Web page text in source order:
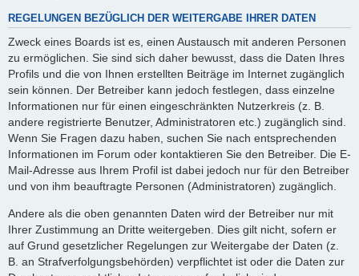
REGELUNGEN BEZÜGLICH DER WEITERGABE IHRER DATEN
Zweck eines Boards ist es, einen Austausch mit anderen Personen
zu ermöglichen. Sie sind sich daher bewusst, dass die Daten Ihres
Profils und die von Ihnen erstellten Beiträge im Internet zugänglich
sein können. Der Betreiber kann jedoch festlegen, dass einzelne
Informationen nur für einen eingeschränkten Nutzerkreis (z. B.
andere registrierte Benutzer, Administratoren etc.) zugänglich sind.
Wenn Sie Fragen dazu haben, suchen Sie nach entsprechenden
Informationen im Forum oder kontaktieren Sie den Betreiber. Die E-
Mail-Adresse aus Ihrem Profil ist dabei jedoch nur für den Betreiber
und von ihm beauftragte Personen (Administratoren) zugänglich.
Andere als die oben genannten Daten wird der Betreiber nur mit
Ihrer Zustimmung an Dritte weitergeben. Dies gilt nicht, sofern er
auf Grund gesetzlicher Regelungen zur Weitergabe der Daten (z.
B. an Strafverfolgungsbehörden) verpflichtet ist oder die Daten zur